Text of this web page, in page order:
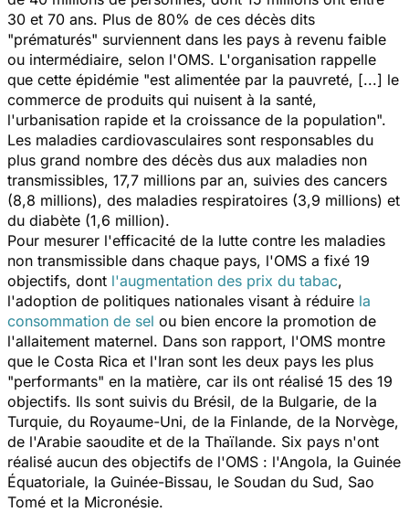
30 et 70 ans. Plus de 80% de ces décès dits
"prématurés" surviennent dans les pays à revenu faible
ou intermédiaire, selon l'OMS. L'organisation rappelle
que cette épidémie "est alimentée par la pauvreté, [...] le
commerce de produits qui nuisent à la santé,
l'urbanisation rapide et la croissance de la population".
Les maladies cardiovasculaires sont responsables du
plus grand nombre des décès dus aux maladies non
transmissibles, 17,7 millions par an, suivies des cancers
(8,8 millions), des maladies respiratoires (3,9 millions) et
du diabète (1,6 million).
Pour mesurer l'efficacité de la lutte contre les maladies
non transmissible dans chaque pays, l'OMS a fixé 19
objectifs, dont l'augmentation des prix du tabac,
l'adoption de politiques nationales visant à réduire la
consommation de sel ou bien encore la promotion de
l'allaitement maternel. Dans son rapport, l'OMS montre
que le Costa Rica et l'Iran sont les deux pays les plus
"performants" en la matière, car ils ont réalisé 15 des 19
objectifs. Ils sont suivis du Brésil, de la Bulgarie, de la
Turquie, du Royaume-Uni, de la Finlande, de la Norvège,
de l'Arabie saoudite et de la Thaïlande. Six pays n'ont
réalisé aucun des objectifs de l'OMS : l'Angola, la Guinée
Équatoriale, la Guinée-Bissau, le Soudan du Sud, Sao
Tomé et la Micronésie.